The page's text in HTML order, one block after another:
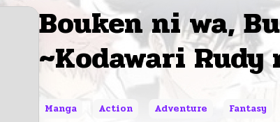
Bouken ni wa,
~Kodawari
Manga Action Adventure Fantasy